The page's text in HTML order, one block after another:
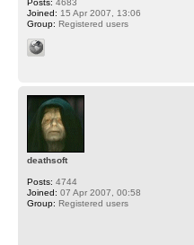
Posts: 4683
Joined: 15 Apr 2007, 13:06
Group: Registered users
deathsoft
Posts: 4744
Joined: 07 Apr 2007, 00:58
Group: Registered users